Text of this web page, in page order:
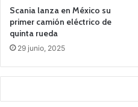
Scania lanza en México su
primer camión eléctrico de
quinta rueda
29 junio, 2025